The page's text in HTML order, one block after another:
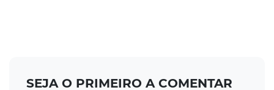
SEJA O PRIMEIRO A COMENTAR